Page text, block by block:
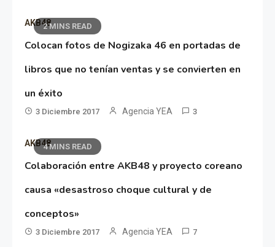
2 MINS READ
AKB48
Colocan fotos de Nogizaka 46 en portadas de
libros que no tenían ventas y se convierten en
un éxito
3 Diciembre 2017 Agencia YEA 3
4 MINS READ
AKB48
Colaboración entre AKB48 y proyecto coreano
causa «desastroso choque cultural y de
conceptos»
3 Diciembre 2017 Agencia YEA 7